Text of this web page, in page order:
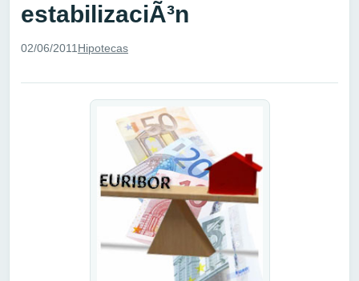
estabilizaciÃ³n
02/06/2011 Hipotecas